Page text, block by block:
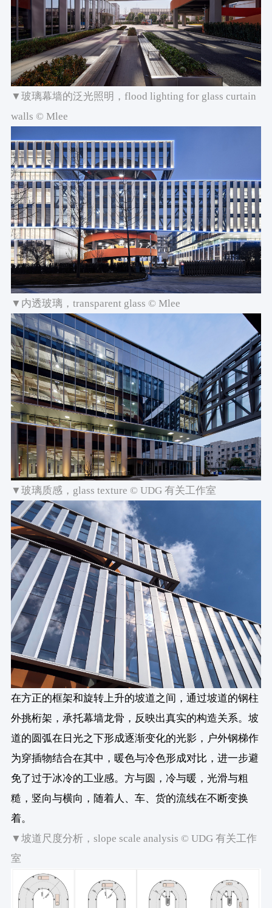
▼玻璃幕墙的泛光照明，flood lighting for glass curtain
walls © Mlee
▼内透玻璃，transparent glass © Mlee
▼玻璃质感，glass texture © UDG 有关工作室
在方正的框架和旋转上升的坡道之间，通过坡道的钢柱
外挑桁架，承托幕墙龙骨，反映出真实的构造关系。坡
道的圆弧在日光之下形成逐渐变化的光影，户外钢梯作
为穿插物结合在其中，暖色与冷色形成对比，进一步避
免了过于冰冷的工业感。方与圆，冷与暖，光滑与粗
糙，竖向与横向，随着人、车、货的流线在不断变换
着。
▼坡道尺度分析，slope scale analysis © UDG 有关工作
室